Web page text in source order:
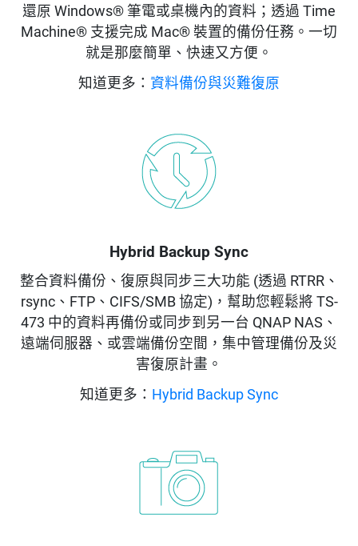
還原 Windows® 筆電或桌機內的資料；透過 Time
Machine® 支援完成 Mac® 裝置的備份任務。一切
就是那麼簡單、快速又方便。
知道更多： 資料備份與災難復原
Hybrid Backup Sync
整合資料備份、復原與同步三大功能 (透過 RTRR、
rsync、FTP、CIFS/SMB 協定)，幫助您輕鬆將 TS-
473 中的資料再備份或同步到另一台 QNAP NAS、
遠端伺服器、或雲端備份空間，集中管理備份及災
害復原計畫。
知道更多： Hybrid Backup Sync